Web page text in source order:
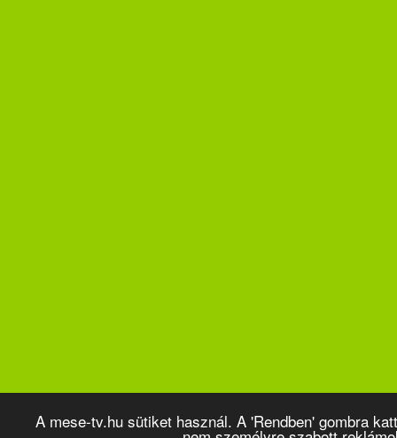
A mese-tv.hu sütiket használ. A 'Rendben' gombra